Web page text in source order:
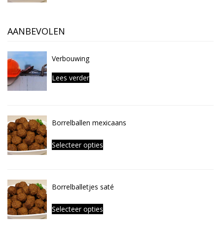
AANBEVOLEN
Verbouwing
Lees verder
Borrelballen mexicaans
Selecteer opties
Borrelballetjes saté
Selecteer opties